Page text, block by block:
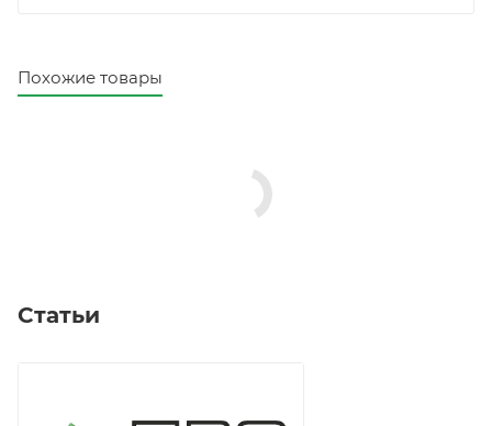
Похожие товары
Статьи